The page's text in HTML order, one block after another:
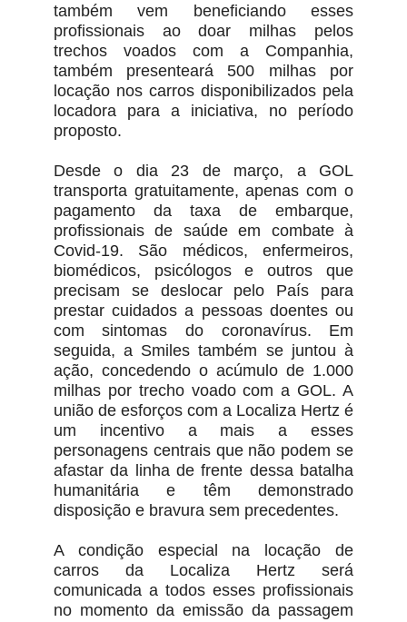
também vem beneficiando esses
profissionais ao doar milhas pelos
trechos voados com a Companhia,
também presenteará 500 milhas por
locação nos carros disponibilizados pela
locadora para a iniciativa, no período
proposto.
Desde o dia 23 de março, a GOL
transporta gratuitamente, apenas com o
pagamento da taxa de embarque,
profissionais de saúde em combate à
Covid-19. São médicos, enfermeiros,
biomédicos, psicólogos e outros que
precisam se deslocar pelo País para
prestar cuidados a pessoas doentes ou
com sintomas do coronavírus. Em
seguida, a Smiles também se juntou à
ação, concedendo o acúmulo de 1.000
milhas por trecho voado com a GOL. A
união de esforços com a Localiza Hertz é
um incentivo a mais a esses
personagens centrais que não podem se
afastar da linha de frente dessa batalha
humanitária e têm demonstrado
disposição e bravura sem precedentes.
A condição especial na locação de
carros da Localiza Hertz será
comunicada a todos esses profissionais
no momento da emissão da passagem